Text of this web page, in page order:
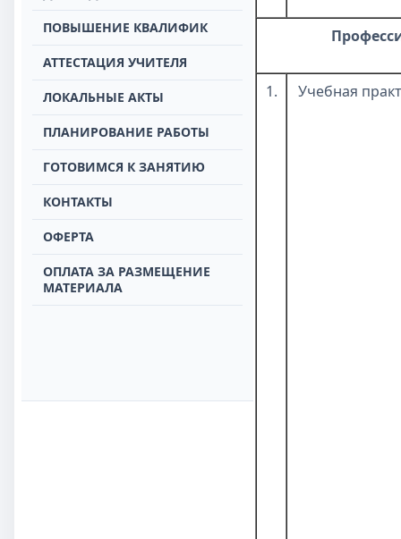
ПОВЫШЕНИЕ КВАЛИФИК
АТТЕСТАЦИЯ УЧИТЕЛЯ
ЛОКАЛЬНЫЕ АКТЫ
ПЛАНИРОВАНИЕ РАБОТЫ
ГОТОВИМСЯ К ЗАНЯТИЮ
КОНТАКТЫ
ОФЕРТА
ОПЛАТА ЗА РАЗМЕЩЕНИЕ
МАТЕРИАЛА
1. Учебная